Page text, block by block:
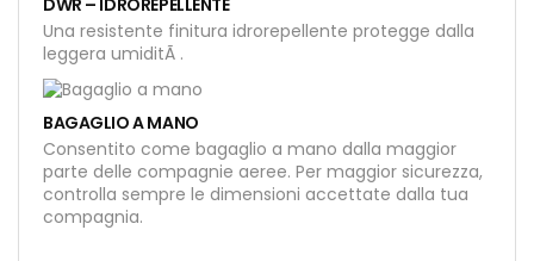
DWR – IDROREPELLENTE
Una resistente finitura idrorepellente protegge dalla
leggera umiditÃ .
BAGAGLIO A MANO
Consentito come bagaglio a mano dalla maggior
parte delle compagnie aeree. Per maggior sicurezza,
controlla sempre le dimensioni accettate dalla tua
compagnia.